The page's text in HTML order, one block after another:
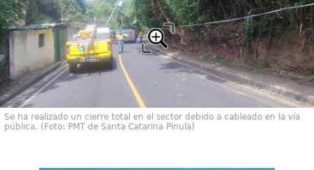
Se ha realizado un cierre total en el sector debido a cableado en la vía
pública. (Foto: PMT de Santa Catarina Pinula)